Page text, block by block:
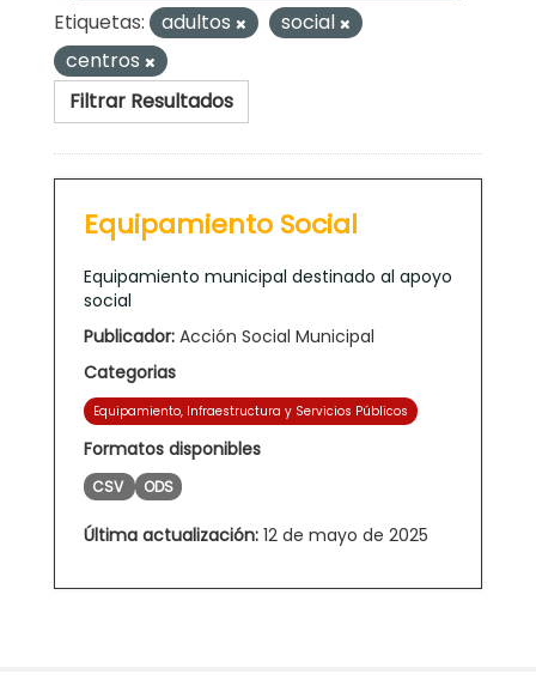
Etiquetas:
adultos
social
centros
Filtrar Resultados
Equipamiento Social
Equipamiento municipal destinado al apoyo
social
Publicador: Acción Social Municipal
Categorias
Equipamiento, Infraestructura y Servicios Públicos
Formatos disponibles
CSV ODS
Última actualización: 12 de mayo de 2025